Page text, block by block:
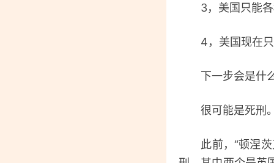
3，美国只能各
4，美国现在只
下一步会是什
很可能是死刑
此前，“顿涅茨